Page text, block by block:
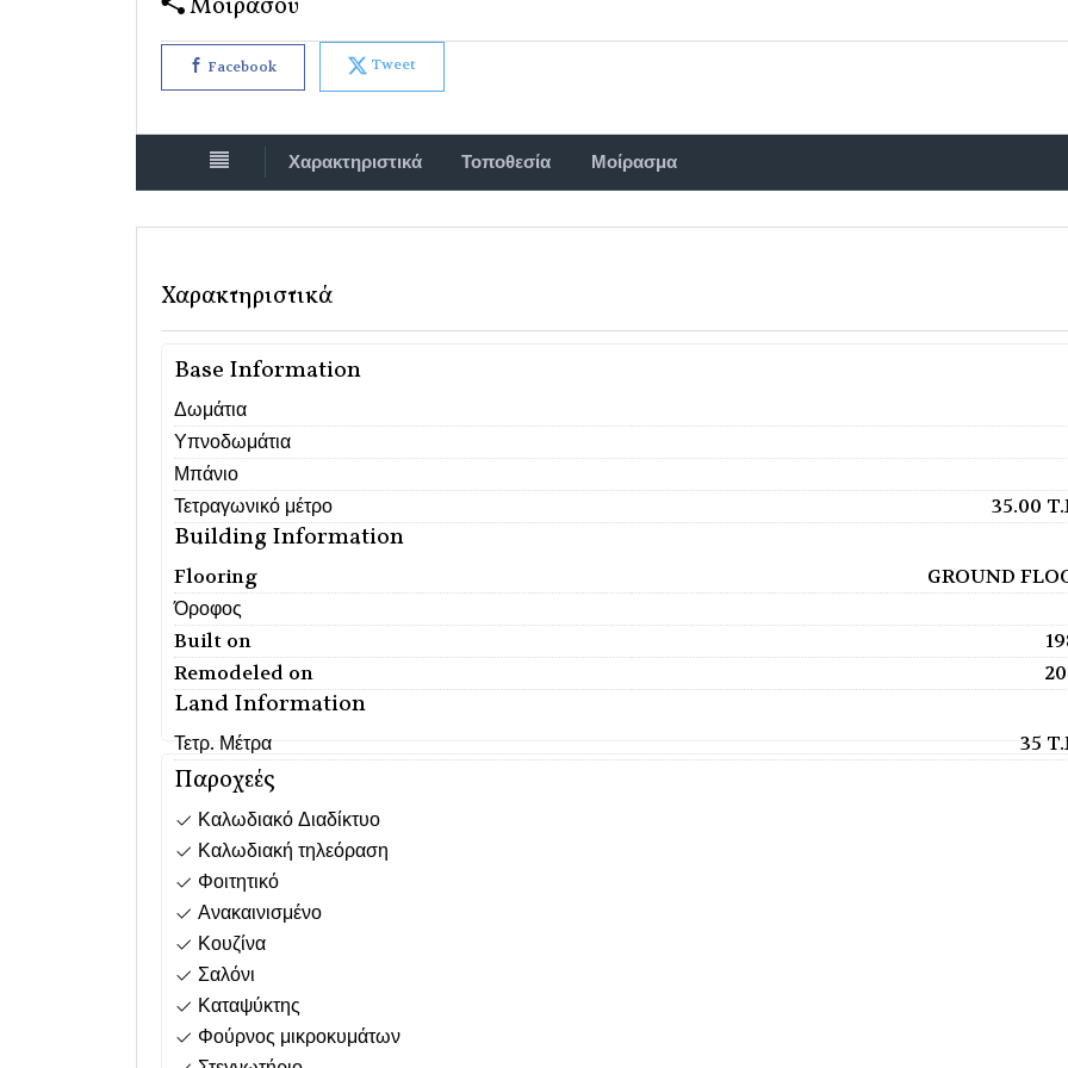
Μοιράσου
Facebook Tweet
Χαρακτηριστικά Τοποθεσία Μοίρασμα
Χαρακτηριστικά
Base Information
Δωμάτια
Υπνοδωμάτια
Μπάνιο
Τετραγωνικό μέτρο
35.00
Building Information
Flooring
GROUND
Όροφος
Built on
Remodeled on
Land Information
Τετρ. Μέτρα 35
Παροχεές
Καλωδιακό Διαδίκτυο
Καλωδιακή τηλεόραση
Φοιτητικό
Ανακαινισμένο
Κουζίνα
Σαλόνι
Καταψύκτης
Φούρνος μικροκυμάτων